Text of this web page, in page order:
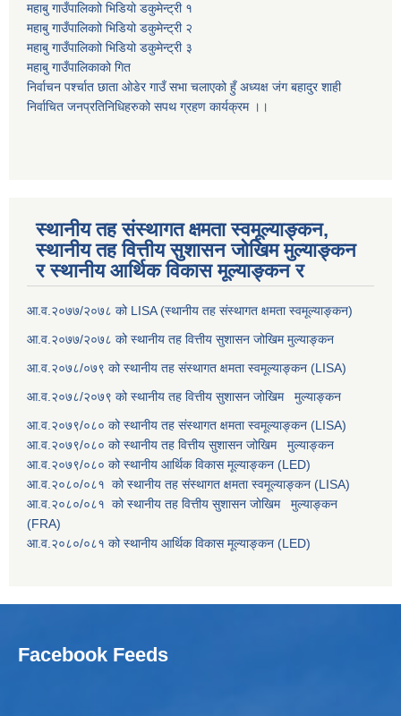
महाबु गाउँपालिकाो भिडियो डकुमेन्ट्री १
महाबु गाउँपालिकाो भिडियो डकुमेन्ट्री २
महाबु गाउँपालिकाो भिडियो डकुमेन्ट्री ३
महाबु गाउँपालिकाको गित
निर्वाचन पर्श्चात छाता ओडेर गाउँ सभा चलाएको हुँ अध्यक्ष जंग बहादुर शाही
निर्वाचित जनप्रतिनिधिहरुको सपथ ग्रहण कार्यक्रम ।।
स्थानीय तह संस्थागत क्षमता स्वमूल्याङ्कन,
स्थानीय तह वित्तीय सुशासन जोखिम मुल्याङ्कन
र स्थानीय आर्थिक विकास मूल्याङ्कन र
आ.व.२०७७/२०७८ को LISA (स्थानीय तह संस्थागत क्षमता स्वमूल्याङ्कन)
आ.व.२०७७/२०७८ को स्थानीय तह वित्तीय सुशासन जोखिम मुल्याङ्कन
आ.व.२०७८/०७९ को स्थानीय तह संस्थागत क्षमता स्वमूल्याङ्कन (LISA)
आ.व.२०७८/२०७९ को स्थानीय तह वित्तीय सुशासन जोखिम मुल्याङ्कन
आ.व.२०७९/०८० को स्थानीय तह संस्थागत क्षमता स्वमूल्याङ्कन (LISA)
आ.व.२०७९/०८० को स्थानीय तह वित्तीय सुशासन जोखिम मुल्याङ्कन
आ.व.२०७९/०८० को स्थानीय आर्थिक विकास मूल्याङ्कन (LED)
आ.व.२०८०/०८१ को स्थानीय तह संस्थागत क्षमता स्वमूल्याङ्कन (LISA)
आ.व.२०८०/०८१ को स्थानीय तह वित्तीय सुशासन जोखिम मुल्याङ्कन
(FRA)
आ.व.२०८०/०८१ को स्थानीय आर्थिक विकास मूल्याङ्कन (LED)
Facebook Feeds